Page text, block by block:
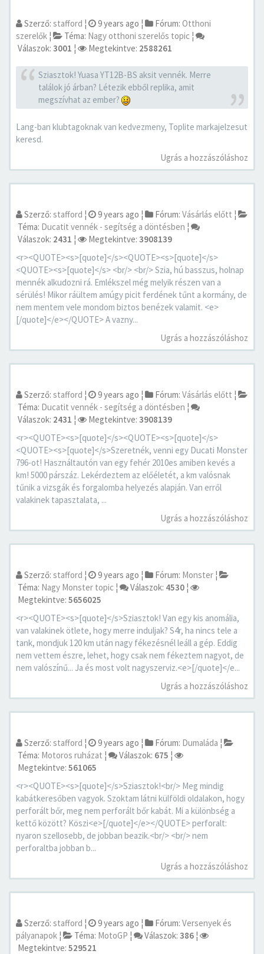
Szerző: stafford ¦ 9 years ago ¦ Fórum: Otthoni
szerelők ¦ Téma: Nagy otthoni szerelős topic ¦
Válaszok: 3001 ¦ Megtekintve: 2588261
Sziasztok! Yuasa YT12B-BS aksit vennék. Merre
találok jó árban? Létezik ebből replika, amit
megszívhat az ember?
Lang-ban klubtagoknak van kedvezmeny, Toplite markajelzesut
keresd.
Ugrás a hozzászóláshoz
Szerző: stafford ¦ 9 years ago ¦ Fórum: Vásárlás előtt ¦
Téma: Ducatit vennék - segítség a döntésben ¦
Válaszok: 2431 ¦ Megtekintve: 3908139
<r><QUOTE><s>[quote]</s><QUOTE><s>[quote]</s>
<QUOTE><s>[quote]</s> <br/> <br/> Szia, hú basszus, holnap
mennék alkudozni rá. Emlékszel még melyik részen van a
sérülés! Mikor ráültem amúgy picit ferdének tűnt a kormány, de
nem mentem vele mondom biztos benézek valamit. <e>
[/quote]</e></QUOTE> A vazny...
Ugrás a hozzászóláshoz
Szerző: stafford ¦ 9 years ago ¦ Fórum: Vásárlás előtt ¦
Téma: Ducatit vennék - segítség a döntésben ¦
Válaszok: 2431 ¦ Megtekintve: 3908139
<r><QUOTE><s>[quote]</s><QUOTE><s>[quote]</s>
<QUOTE><s>[quote]</s>Szeretnék, venni egy Ducati Monster
796-ot! Használtautón van egy fehér 2010es amiben kevés a
km! 5000 párszáz. Lekérdeztem az előéletét, a km valósnak
tűnik a vizsgák és forgalomba helyezés alapján. Van erről
valakinek tapasztalata, ...
Ugrás a hozzászóláshoz
Szerző: stafford ¦ 9 years ago ¦ Fórum: Monster ¦
Téma: Nagy Monster topic ¦ Válaszok: 4530 ¦
Megtekintve: 5656025
<r><QUOTE><s>[quote]</s>Sziasztok! Van egy kis anomália,
van valakinek ötlete, hogy merre induljak? S4r, ha nincs tele a
tank, mondjuk 120 km után nagy fékezésnél leáll a gép. Eddig
nem vettem észre, lehet, hogy csak nem fékeztem nagyot, de
nem valószínű... Ja és most volt nagyszerviz.<e>[/quote]</e...
Ugrás a hozzászóláshoz
Szerző: stafford ¦ 9 years ago ¦ Fórum: Dumaláda ¦
Téma: Motoros ruházat ¦ Válaszok: 675 ¦
Megtekintve: 561065
<r><QUOTE><s>[quote]</s>Sziasztok!<br/> Meg mindig
kabátkeresőben vagyok. Szoktam látni külföldi oldalakon, hogy
perforált bőr, meg nem perforált bőr kabát. Mi a különbség a
kettő között? Köszi<e>[/quote]</e></QUOTE> perforalt:
nyaron szellosebb, de jobban beazik.<br/> <br/> nem
perforaltba jobban b...
Ugrás a hozzászóláshoz
Szerző: stafford ¦ 9 years ago ¦ Fórum: Versenyek és
pályanapok ¦ Téma: MotoGP ¦ Válaszok: 386 ¦
Megtekintve: 529521